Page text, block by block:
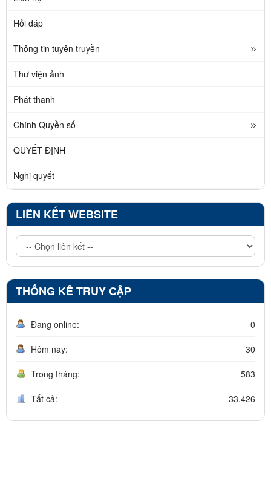
Hỏi đáp
Thông tin tuyên truyền
Thư viện ảnh
Phát thanh
Chính Quyền số
QUYẾT ĐỊNH
Nghị quyết
LIÊN KẾT WEBSITE
THỐNG KÊ TRUY CẬP
Đang online: 0
Hôm nay: 30
Trong tháng: 583
Tất cả: 33.426